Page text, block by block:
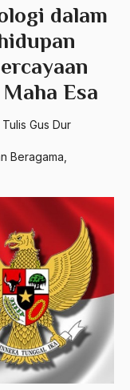
dalam
Esa
Gus Dur
Beragama